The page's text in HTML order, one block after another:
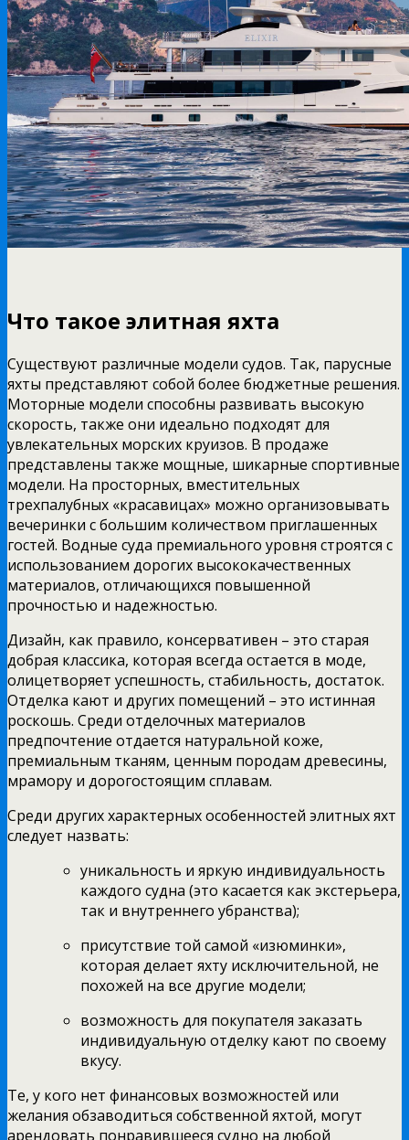
Что такое элитная яхта
Существуют различные модели судов. Так, парусные
яхты представляют собой более бюджетные решения.
Моторные модели способны развивать высокую
скорость, также они идеально подходят для
увлекательных морских круизов. В продаже
представлены также мощные, шикарные спортивные
модели. На просторных, вместительных
трехпалубных «красавицах» можно организовывать
вечеринки с большим количеством приглашенных
гостей. Водные суда премиального уровня строятся с
использованием дорогих высококачественных
материалов, отличающихся повышенной
прочностью и надежностью.
Дизайн, как правило, консервативен – это старая
добрая классика, которая всегда остается в моде,
олицетворяет успешность, стабильность, достаток.
Отделка кают и других помещений – это истинная
роскошь. Среди отделочных материалов
предпочтение отдается натуральной коже,
премиальным тканям, ценным породам древесины,
мрамору и дорогостоящим сплавам.
Среди других характерных особенностей элитных яхт
следует назвать:
уникальность и яркую индивидуальность
каждого судна (это касается как экстерьера,
так и внутреннего убранства);
присутствие той самой «изюминки»,
которая делает яхту исключительной, не
похожей на все другие модели;
возможность для покупателя заказать
индивидуальную отделку кают по своему
вкусу.
Те, у кого нет финансовых возможностей или
желания обзаводиться собственной яхтой, могут
арендовать понравившееся судно на любой